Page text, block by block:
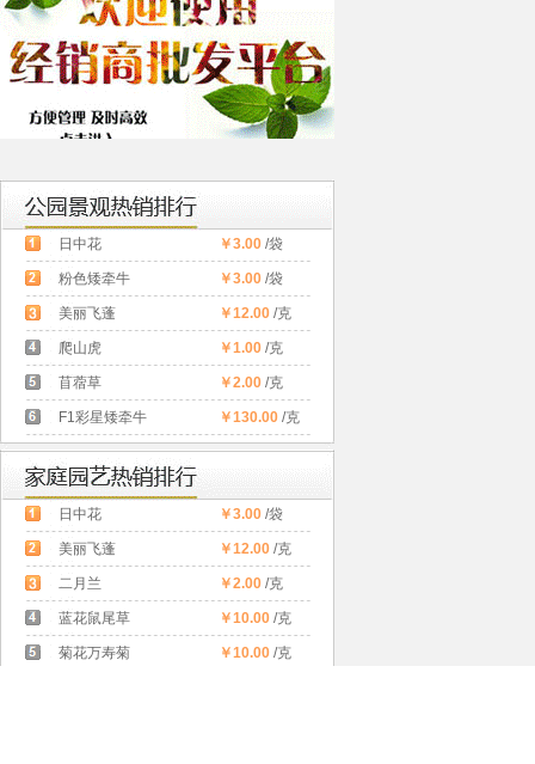
日中花 ￥3.00/袋
粉色矮牵牛 ￥3.00/袋
美丽飞蓬 ￥12.00/克
爬山虎 ￥1.00/克
苜蓿草 ￥2.00/克
F1彩星矮牵牛 ￥130.00/克
日中花 ￥3.00/袋
美丽飞蓬 ￥12.00/克
二月兰 ￥2.00/克
蓝花鼠尾草 ￥10.00/克
菊花万寿菊 ￥10.00/克